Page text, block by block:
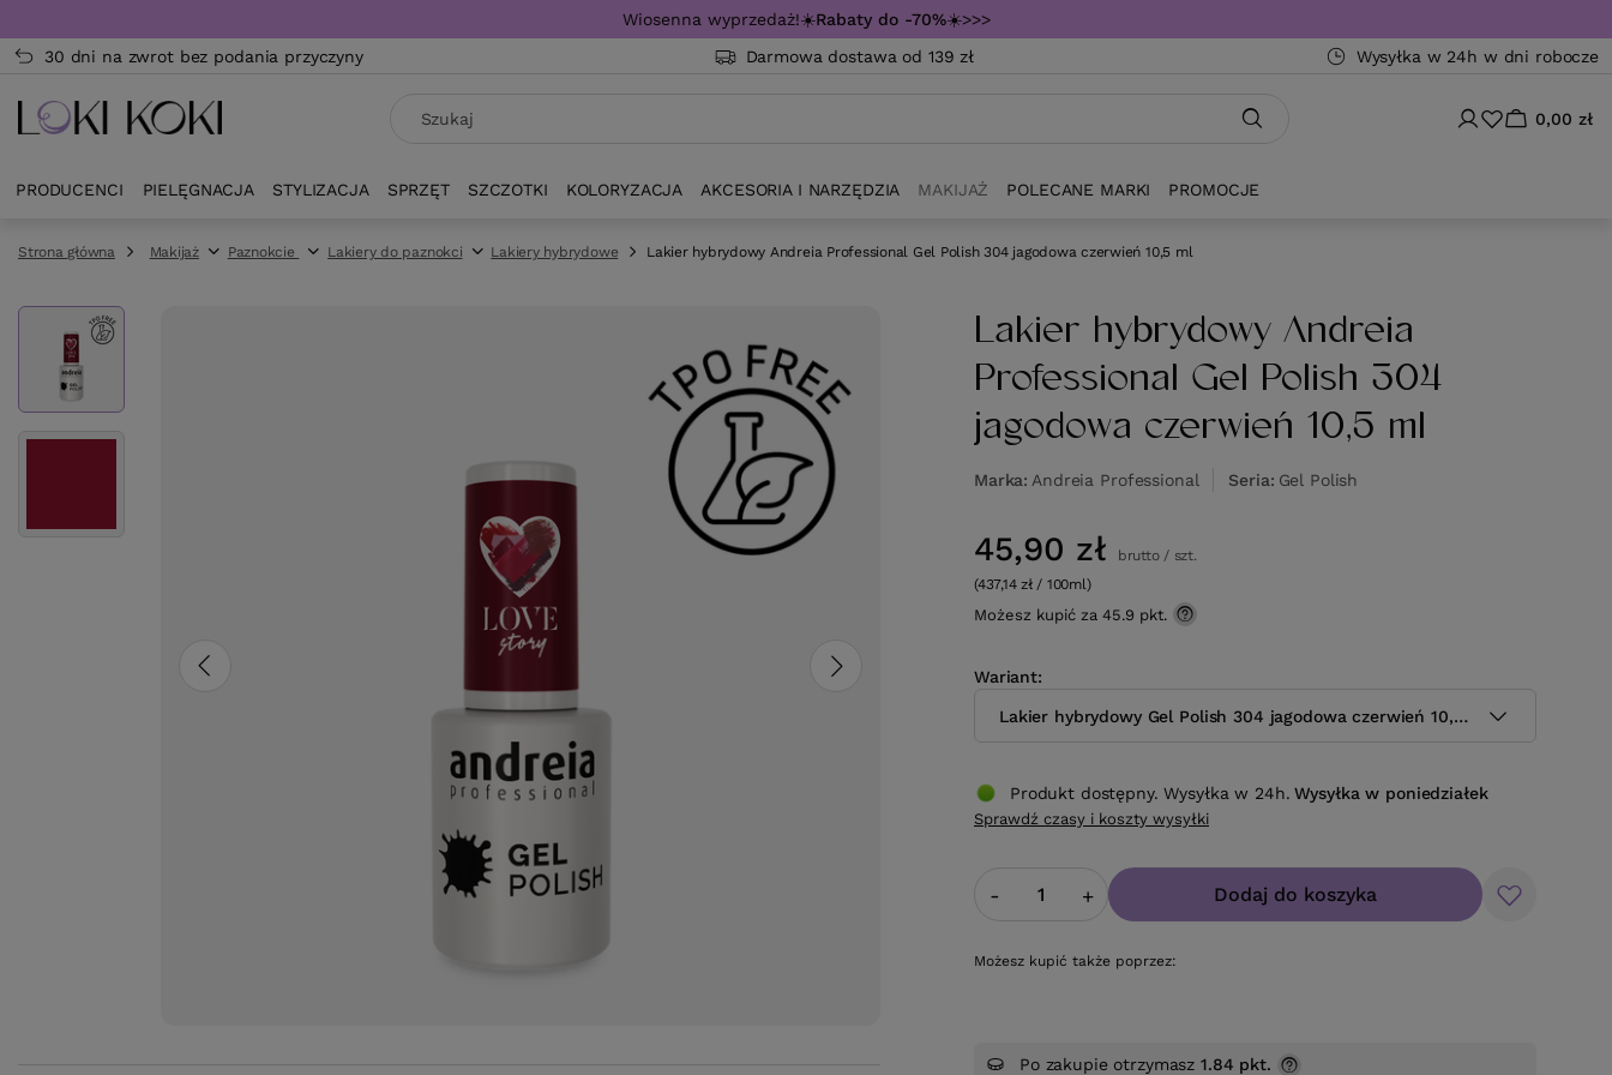
Wiosenna wyprzedaż!☀️Rabaty do -70%☀️>>>
30 dni na zwrot bez podania przyczyny
Darmowa dostawa od 139 zł Wysyłka w 24h w dni robocze
0,00 zł
PRODUCENCI PIELĘGNACJA STYLIZACJA SPRZĘT SZCZOTKI KOLORYZACJA AKCESORIA I NARZĘDZIA MAKIJAŻ POLECANE MARKI PROMOCJE
Strona główna Makijaż Paznokcie Lakiery do paznokci Lakiery hybrydowe Lakier hybrydowy Andreia Professional Gel Polish 304 jagodowa czerwień 10,5 ml
Lakier hybrydowy Andreia
Professional Gel Polish 304
jagodowa czerwień 10,5 ml
Marka Andreia Professional Seria Gel Polish
Wariant
Lakier hybrydowy Gel Polish 304 jagodowa czerwień 10,5ml
45,90 zł brutto/ szt.
(437,14 zł / 100ml)
Możesz kupić za 45.9 pkt.
- + Dodaj do koszyka
Możesz kupić także poprzez:
Produkt dostępny. Wysyłka w 24h. Wysyłkaw poniedziałek
Sprawdź czasy i koszty wysyłki
Po zakupie otrzymasz1.84 pkt.